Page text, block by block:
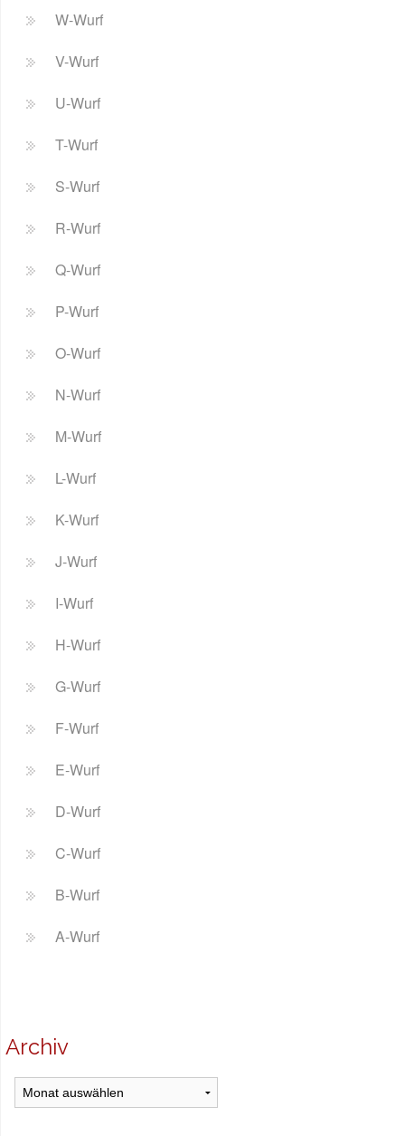
W-Wurf
V-Wurf
U-Wurf
T-Wurf
S-Wurf
R-Wurf
Q-Wurf
P-Wurf
O-Wurf
N-Wurf
M-Wurf
L-Wurf
K-Wurf
J-Wurf
I-Wurf
H-Wurf
G-Wurf
F-Wurf
E-Wurf
D-Wurf
C-Wurf
B-Wurf
A-Wurf
Archiv
Archiv